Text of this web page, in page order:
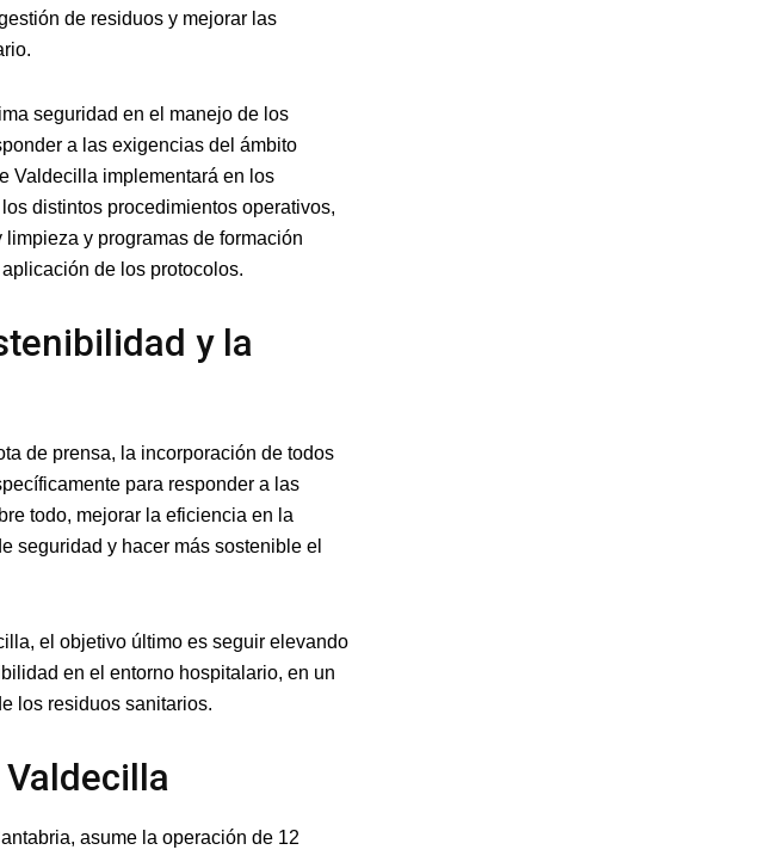
de residuos y mejorar las
seguridad en el manejo de los
a las exigencias del ámbito
Valdecilla implementará en los
distintos procedimientos operativos,
y programas de formación
de los protocolos.
y la
de prensa, la incorporación de todos
para responder a las
todo, mejorar la eficiencia en la
seguridad y hacer más sostenible el
el objetivo último es seguir elevando
en el entorno hospitalario, en un
los residuos sanitarios.
asume la operación de 12